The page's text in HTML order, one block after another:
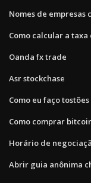
Nomes de empresas
Como calcular a
Oanda fx trade
Asr stockchase
Como eu faço tostões
Como comprar
Horário de
Abrir guia anônima